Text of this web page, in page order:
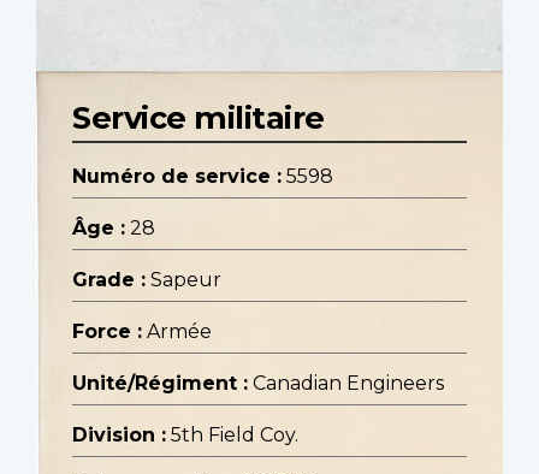
Service militaire
Numéro de service : 5598
Âge : 28
Grade : Sapeur
Force : Armée
Unité/Régiment : Canadian Engineers
Division : 5th Field Coy.